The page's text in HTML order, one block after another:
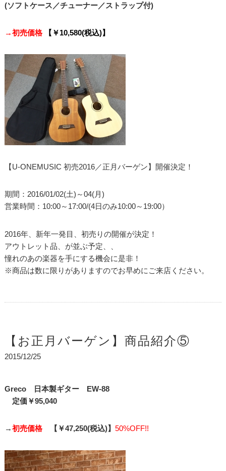
(ソフトケース／チューナー／ストラップ付)
→初売価格 【￥10,580(税込)】
【U-ONEMUSIC 初売2016／正月バーゲン】開催決定！
期間：2016/01/02(土)～04(月)
営業時間：10:00～17:00/(4日のみ10:00～19:00）
2016年、新年一発目、初売りの開催が決定！
アウトレット品、が並ぶ予定、、
憧れのあの楽器を手にする機会に是非！
※商品は数に限りがありますのでお早めにご来店ください。
【お正月バーゲン】商品紹介⑤
2015/12/25
Greco 日本製ギター EW-88
定価￥95,040
→初売価格 【￥47,250(税込)】 50%OFF!!